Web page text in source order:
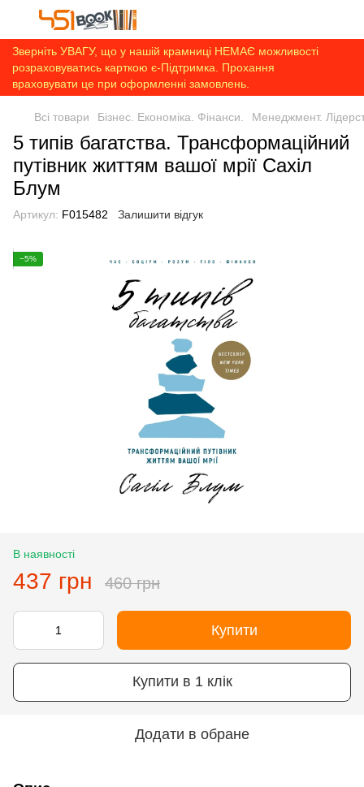
Зверніть УВАГУ, що у нашій крамниці НЕМАЄ можливості
розраховуватись карткою є-Підтримка. Прохання
враховувати це при оформленні замовлень.
Всі товари Бізнес. Економіка. Фінанси. Менеджмент.
5 типів багатства. Трансформаційний
путівник життям вашої мрії Сахіл
Блум
Артикул: F015482 Залишити відгук
−5%
В наявності
437 грн 460 грн
Купити
Купити в 1 клік
Додати в обране